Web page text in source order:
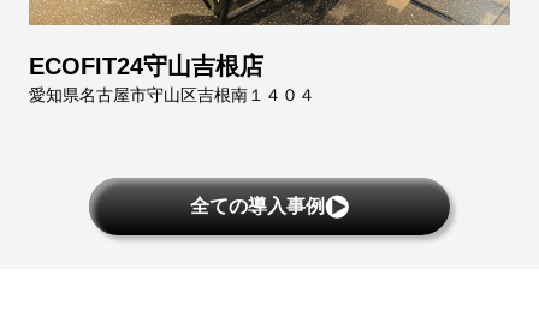
ECOFIT24守山吉根店
愛知県名古屋市守山区吉根南１４０４
全ての導入事例